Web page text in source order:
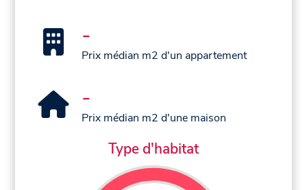
-
Prix médian m2 d'un appartement
-
Prix médian m2 d'une maison
Type d'habitat